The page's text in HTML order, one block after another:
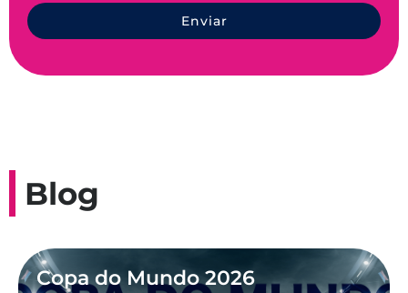
Enviar
Blog
Copa do Mundo 2026